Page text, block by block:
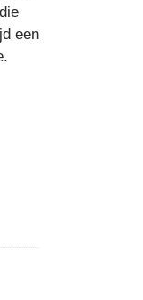
een